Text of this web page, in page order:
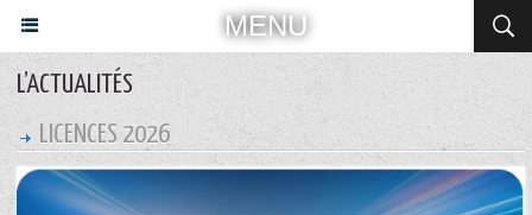
MENU
L’ACTUALITÉS
LICENCES 2026